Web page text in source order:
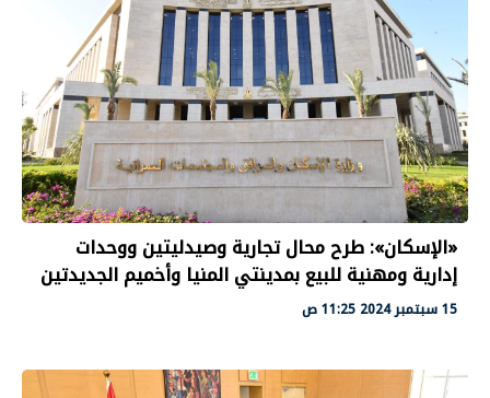
‫«الإسكان»: طرح محال تجارية وصيدليتين ووحدات
إدارية ومهنية للبيع بمدينتي المنيا وأخميم الجديدتين
15 سبتمبر 2024 11:25 ص